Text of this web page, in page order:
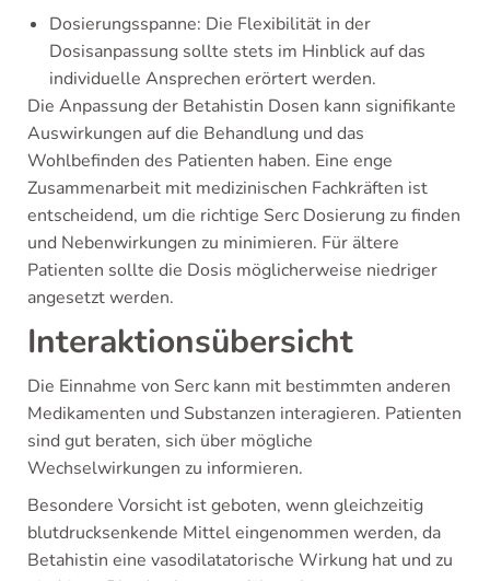
Dosierungsspanne: Die Flexibilität in der
Dosisanpassung sollte stets im Hinblick auf das
individuelle Ansprechen erörtert werden.
Die Anpassung der Betahistin Dosen kann signifikante
Auswirkungen auf die Behandlung und das
Wohlbefinden des Patienten haben. Eine enge
Zusammenarbeit mit medizinischen Fachkräften ist
entscheidend, um die richtige Serc Dosierung zu finden
und Nebenwirkungen zu minimieren. Für ältere
Patienten sollte die Dosis möglicherweise niedriger
angesetzt werden.
Interaktionsübersicht
Die Einnahme von Serc kann mit bestimmten anderen
Medikamenten und Substanzen interagieren. Patienten
sind gut beraten, sich über mögliche
Wechselwirkungen zu informieren.
Besondere Vorsicht ist geboten, wenn gleichzeitig
blutdrucksenkende Mittel eingenommen werden, da
Betahistin eine vasodilatatorische Wirkung hat und zu